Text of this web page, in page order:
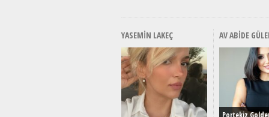
YASEMIN LAKEÇ AV ABIDE